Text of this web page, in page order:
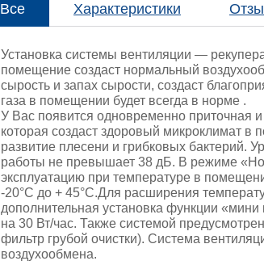
Все Характеристики
Установка системы вентиляции —
помещение создаст нормальный
сырость и запах сырости, создаст
газа в помещении будет всегда в норме .
У Вас появится одновременно приточная
которая создаст здоровый микроклимат
развитие плесени и грибковых бактерий.
работы не превышает 38 дБ. В режиме
эксплуатацию при температуре в
-20°С до + 45°С.Для расширения
дополнительная установка функции
на 30 Вт/час. Также системой
фильтр грубой очистки). Система
воздухообмена.